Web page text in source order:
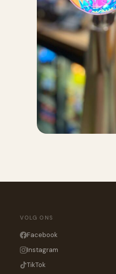
VOLG ONS
Facebook
Instagram
TikTok